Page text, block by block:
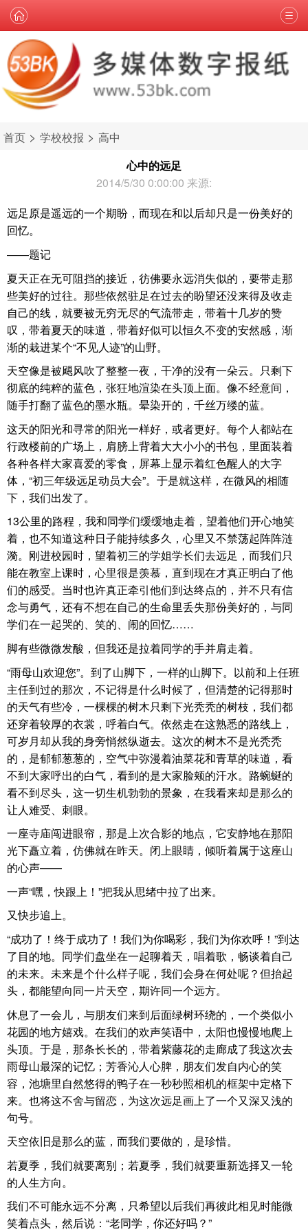
首页 > 学校校报 > 高中
心中的远足
2014/5/30 0:00:00 来源:
远足原是遥远的一个期盼，而现在和以后却只是一份美好的
回忆。
——题记
夏天正在无可阻挡的接近，彷佛要永远消失似的，要带走那
些美好的过往。那些依然驻足在过去的盼望还没来得及收走
自己的线，就要被无穷无尽的气流带走，带着十几岁的赞
叹，带着夏天的味道，带着好似可以恒久不变的安然感，渐
渐的栽进某个“不见人迹”的山野。
天空像是被飓风吹了整整一夜，干净的没有一朵云。只剩下
彻底的纯粹的蓝色，张狂地渲染在头顶上面。像不经意间，
随手打翻了蓝色的墨水瓶。晕染开的，千丝万缕的蓝。
这天的阳光和寻常的阳光一样好，或者更好。每个人都站在
行政楼前的广场上，肩膀上背着大大小小的书包，里面装着
各种各样大家喜爱的零食，屏幕上显示着红色醒人的大字
体，“初三年级远足动员大会”。于是就这样，在微风的相随
下，我们出发了。
13公里的路程，我和同学们缓缓地走着，望着他们开心地笑
着，也不知道这种日子能持续多久，心里又不禁荡起阵阵涟
漪。刚进校园时，望着初三的学姐学长们去远足，而我们只
能在教室上课时，心里很是羡慕，直到现在才真正明白了他
们的感受。当时也许真正牵引他们到达终点的，并不只有信
念与勇气，还有不想在自己的生命里丢失那份美好的，与同
学们在一起哭的、笑的、闹的回忆……
脚有些微微发酸，但我还是拉着同学的手并肩走着。
“雨母山欢迎您”。到了山脚下，一样的山脚下。以前和上任班
主任到过的那次，不记得是什么时候了，但清楚的记得那时
的天气有些冷，一棵棵的树木只剩下光秃秃的树枝，我们都
还穿着较厚的衣裳，呼着白气。依然走在这熟悉的路线上，
可岁月却从我的身旁悄然纵逝去。这次的树木不是光秃秃
的，是郁郁葱葱的，空气中弥漫着油菜花和青草的味道，看
不到大家呼出的白气，看到的是大家脸颊的汗水。路蜿蜒的
看不到尽头，这一切生机勃勃的景象，在我看来却是那么的
让人难受、刺眼。
一座寺庙闯进眼帘，那是上次合影的地点，它安静地在那阳
光下矗立着，仿佛就在昨天。闭上眼睛，倾听着属于这座山
的心声——
一声“嘿，快跟上！”把我从思绪中拉了出来。
又快步追上。
“成功了！终于成功了！我们为你喝彩，我们为你欢呼！”到达
了目的地。同学们盘坐在一起聊着天，唱着歌，畅谈着自己
的未来。未来是个什么样子呢，我们会身在何处呢？但抬起
头，都能望向同一片天空，期许同一个远方。
休息了一会儿，与朋友们来到后面绿树环绕的，一个类似小
花园的地方嬉戏。在我们的欢声笑语中，太阳也慢慢地爬上
头顶。于是，那条长长的，带着紫藤花的走廊成了我这次去
雨母山最深的记忆；芳香沁人心脾，朋友们发自内心的笑
容，池塘里自然悠得的鸭子在一秒秒照相机的框架中定格下
来。也将这不舍与留恋，为这次远足画上了一个又深又浅的
句号。
天空依旧是那么的蓝，而我们要做的，是珍惜。
若夏季，我们就要离别；若夏季，我们就要重新选择又一轮
的人生方向。
我们不可能永远不分离，只希望以后我们再彼此相见时能微
笑着点头，然后说：“老同学，你还好吗？”